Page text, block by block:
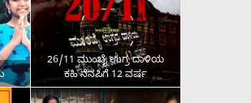
26/11 ಮುಂಬೈ ಉಗ್ರ ದಾಳಿಯ
ಕಹಿ ನೆನಪಿಗೆ 12 ವರ್ಷ